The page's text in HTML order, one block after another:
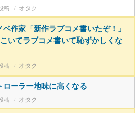
オタク
ベ作家「新作ラブコメ書いたぞ！」
いてラブコメ書いて恥ずかしくな
オタク
ローラー地味に高くなる
オタク